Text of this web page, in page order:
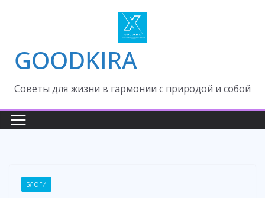
GOODKIRA
Cоветы для жизни в гармонии с природой и собой
БЛОГИ